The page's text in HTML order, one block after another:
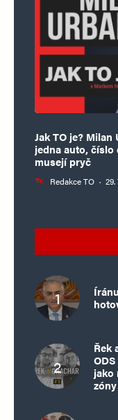
Jak TO je?
jedna auto, číslo
musejí pryč
Redakce TO · 29.
Řek
jako
zóny